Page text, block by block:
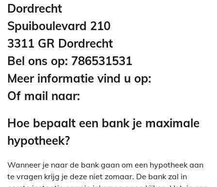
Dordrecht
Spuiboulevard 210
3311 GR Dordrecht
Bel ons op: 786531531
Meer informatie vind u op:
Of mail naar:
Hoe bepaalt een bank je maximale
hypotheek?
Wanneer je naar de bank gaan om een hypotheek aan
te vragen krijg je deze niet zomaar. De bank zal in